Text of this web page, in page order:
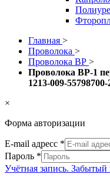
Главная >
Проволока >
Проволока ВР >
Проволока ВР-1
1213-009-55798700-
×
Форма авторизации
E-mail адресс *
Пароль *
Учётная запись. Забытый